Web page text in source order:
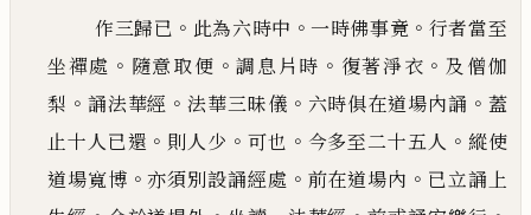
作三歸已 。 此為六時中 。 一時佛事竟 。 行者當至
坐禪處 。 隨意取便 。調息片時 。 復著淨衣 。 及僧伽
梨 。 誦法華經 。法華三昧儀 。 六時俱在道場內誦 。 蓋
止十人 已還 。 則人少 。 可也 。 今多至二十五人 。 縱使
道場寬博 。亦須別設誦經處 。 前在道場內 。 已立誦上